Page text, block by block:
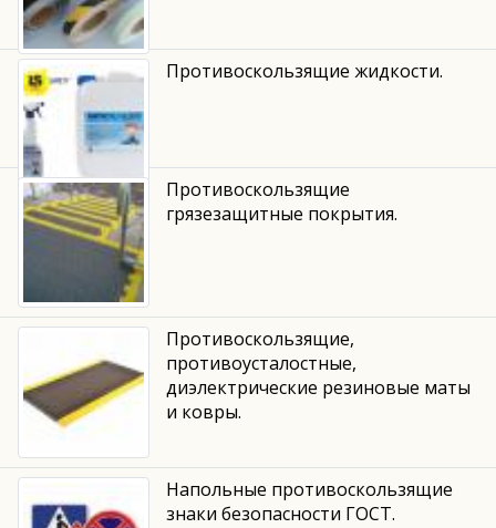
Противоскользящие жидкости.
Противоскользящие
грязезащитные покрытия.
Противоскользящие,
противоусталостные,
диэлектрические резиновые маты
и ковры.
Напольные противоскользящие
знаки безопасности ГОСТ.